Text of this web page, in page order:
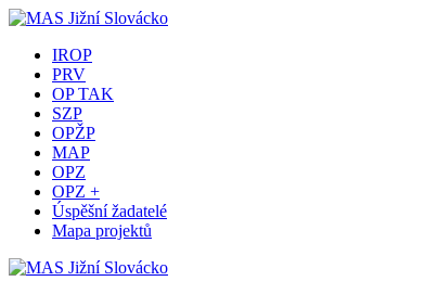
IROP
PRV
OP TAK
SZP
OPŽP
MAP
OPZ
OPZ +
Úspěšní žadatelé
Mapa projektů